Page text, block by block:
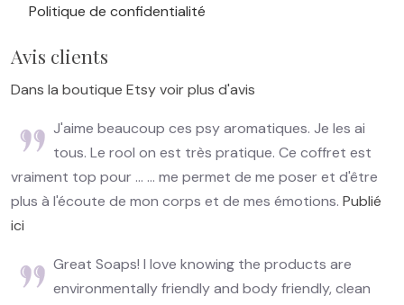
Politique de confidentialité
Avis clients
Dans la boutique Etsy voir plus d'avis
J'aime beaucoup ces psy aromatiques. Je les ai
tous. Le rool on est très pratique. Ce coffret est
vraiment top pour ... ... me permet de me poser et d'être
plus à l'écoute de mon corps et de mes émotions. Publié
ici
Great Soaps! I love knowing the products are
environmentally friendly and body friendly, clean